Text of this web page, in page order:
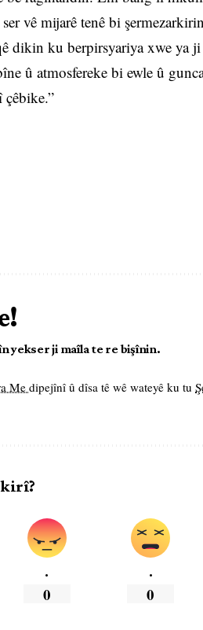
vê mijarê tenê bi
dikin ku berpirsyariya xwe ya ji
û atmosfereke bi ewle û
yekser ji maîla te re bişînin.
Medipejînî û dîsa tê wê wateyê ku tu
.
0
.
0